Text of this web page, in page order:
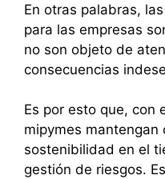
En otras palabras,
para las empresas
no son objeto de
consecuencias
Es por esto que, con
mipymes mantengan
sostenibilidad en el
gestión de riesgos.